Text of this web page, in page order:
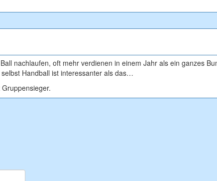
nachlaufen, oft mehr verdienen in einem Jahr als ein ganzes
Handball ist interessanter als das…